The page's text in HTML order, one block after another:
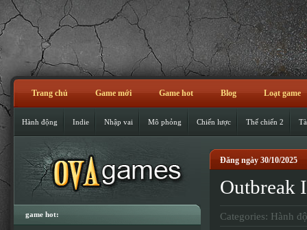
Trang chủ Game mới Game hot Blog Loạt game
Hành động Indie Nhập vai Mô phỏng Chiến lược Thế chiến 2
Đăng ngày 30/10/2025
Outbreak
Categories: Hành
game hot: